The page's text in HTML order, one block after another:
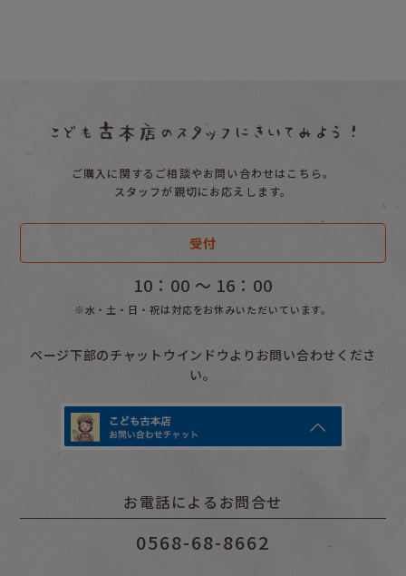
ご購入に関するご相談やお問い合わせはこちら。
スタッフが親切にお応えします。
受付
10：00 〜 16：00
※水・土・日・祝は対応をお休みいただいています。
ページ下部のチャットウインドウよりお問い合わせくださ
い。
お電話によるお問合せ
0568-68-8662